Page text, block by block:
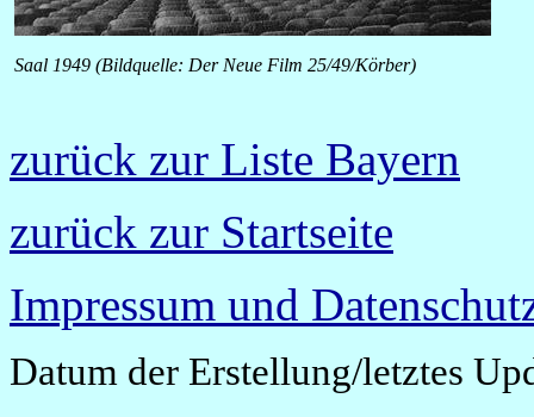
Saal 1949 (Bildquelle: Der Neue Film 25/49/Körber)
zurück zur Liste Bayern
zurück zur Startseite
Impressum und
Datum der Erstellung/letztes